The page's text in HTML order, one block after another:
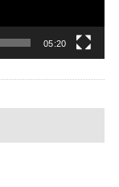
05:20